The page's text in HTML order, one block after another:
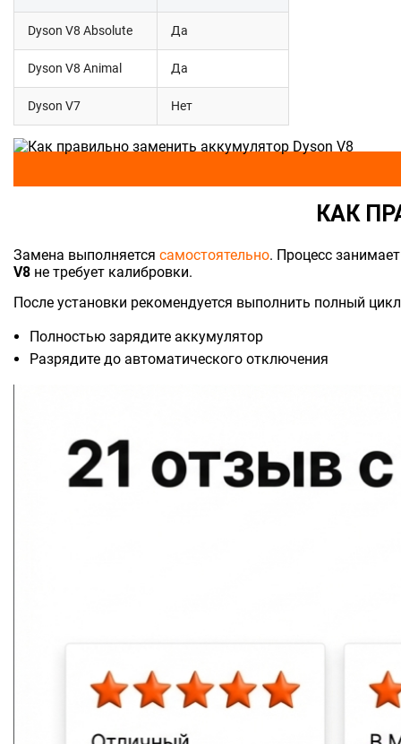
Dyson V8 Absolute Да
Dyson V8 Animal Да
Dyson V7 Нет
КАК
Замена выполняется самостоятельно. Процесс
V8 не требует калибровки.
После установки рекомендуется выполнить полный
Полностью зарядите аккумулятор
Разрядите до автоматического отключения